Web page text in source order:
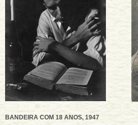
BANDEIRA COM 18 ANOS, 1947